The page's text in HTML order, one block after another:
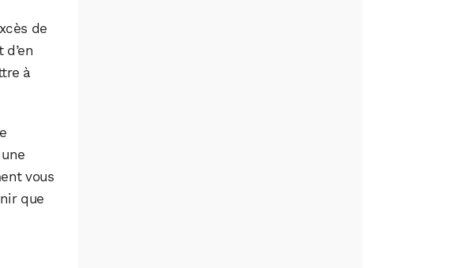
de
à
vous
que